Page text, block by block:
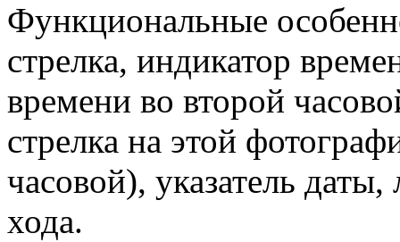
Функциональные
стрелка, индикатор
времени во второй
стрелка на этой
часовой), указатель
хода.